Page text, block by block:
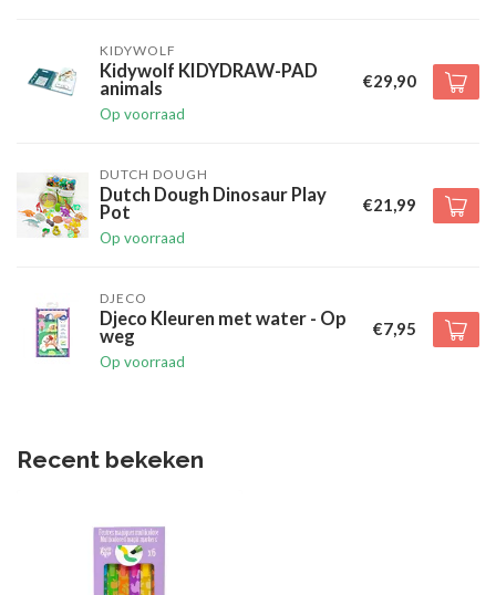
KIDYWOLF
Kidywolf KIDYDRAW-PAD
animals
Op voorraad
€29,90
DUTCH DOUGH
Dutch Dough Dinosaur Play
Pot
Op voorraad
€21,99
DJECO
Djeco Kleuren met water - Op
weg
Op voorraad
€7,95
Recent bekeken